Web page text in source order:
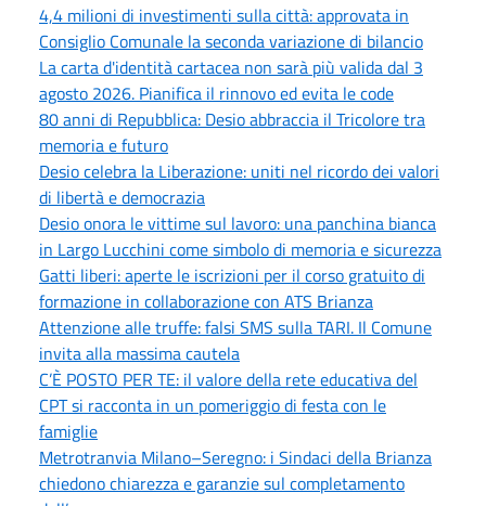
4,4 milioni di investimenti sulla città: approvata in
Consiglio Comunale la seconda variazione di bilancio
La carta d'identità cartacea non sarà più valida dal 3
agosto 2026. Pianifica il rinnovo ed evita le code
80 anni di Repubblica: Desio abbraccia il Tricolore tra
memoria e futuro
Desio celebra la Liberazione: uniti nel ricordo dei valori
di libertà e democrazia
Desio onora le vittime sul lavoro: una panchina bianca
in Largo Lucchini come simbolo di memoria e sicurezza
Gatti liberi: aperte le iscrizioni per il corso gratuito di
formazione in collaborazione con ATS Brianza
Attenzione alle truffe: falsi SMS sulla TARI. Il Comune
invita alla massima cautela
C’È POSTO PER TE: il valore della rete educativa del
CPT si racconta in un pomeriggio di festa con le
famiglie
Metrotranvia Milano–Seregno: i Sindaci della Brianza
chiedono chiarezza e garanzie sul completamento